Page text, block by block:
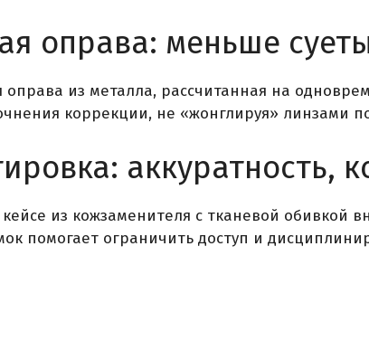
оправа: меньше
из металла, рассчитанная на
коррекции, не «жонглируя» линзами
аккуратность,
из кожзаменителя с тканевой обивкой
помогает ограничить доступ и